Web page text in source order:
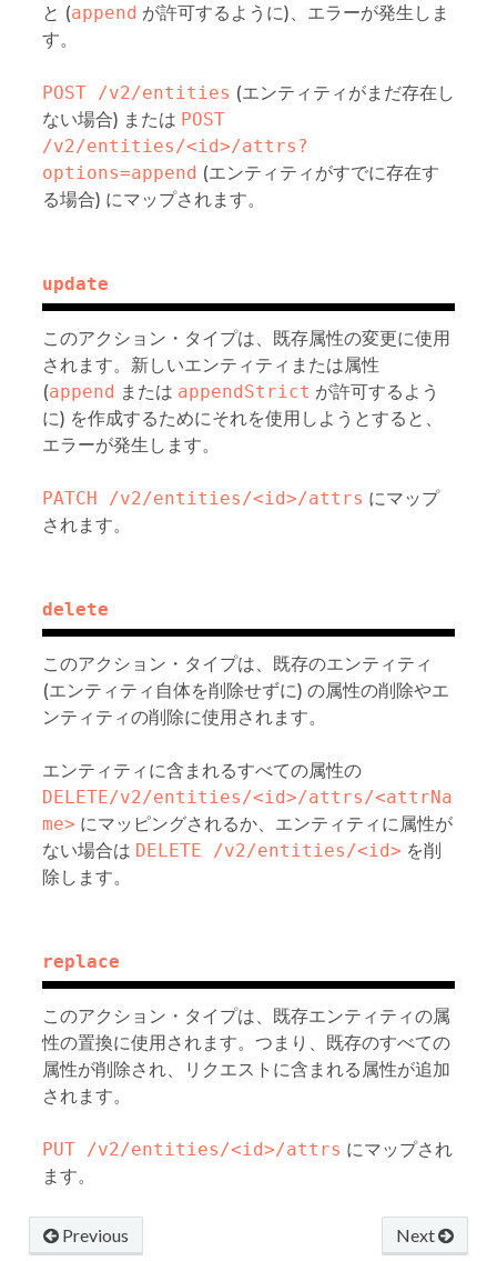
と (append が許可するように)、エラーが発生しま
す。
POST /v2/entities (エンティティがまだ存在し
ない場合) または POST
/v2/entities/<id>/attrs?
options=append (エンティティがすでに存在す
る場合) にマップされます。
update
このアクション・タイプは、既存属性の変更に使用
されます。新しいエンティティまたは属性
(append または appendStrict が許可するよう
に) を作成するためにそれを使用しようとすると、
エラーが発生します。
PATCH /v2/entities/<id>/attrs にマップ
されます。
delete
このアクション・タイプは、既存のエンティティ
(エンティティ自体を削除せずに) の属性の削除やエ
ンティティの削除に使用されます。
エンティティに含まれるすべての属性の
DELETE/v2/entities/<id>/attrs/<attrNa
me> にマッピングされるか、エンティティに属性が
ない場合は DELETE /v2/entities/<id> を削
除します。
replace
このアクション・タイプは、既存エンティティの属
性の置換に使用されます。つまり、既存のすべての
属性が削除され、リクエストに含まれる属性が追加
されます。
PUT /v2/entities/<id>/attrs にマップされ
ます。
Next
Previous